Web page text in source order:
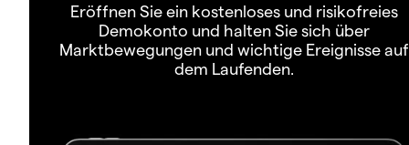
Eröffnen Sie ein kostenloses und risikofreies
Demokonto und halten Sie sich über
Marktbewegungen und wichtige Ereignisse auf
dem Laufenden.